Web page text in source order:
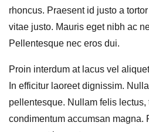
rhoncus. Praesent id justo a
vitae justo. Mauris eget nibh ac
Pellentesque nec eros dui.
Proin interdum at lacus vel
In efficitur laoreet dignissim.
pellentesque. Nullam felis lectus,
condimentum accumsan magna.